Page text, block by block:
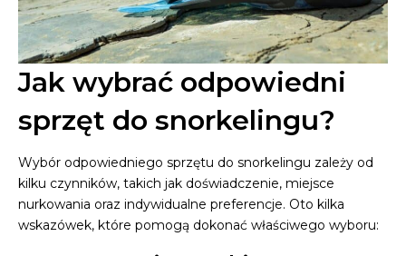
Jak wybrać odpowiedni
sprzęt do snorkelingu?
Wybór odpowiedniego sprzętu do snorkelingu zależy od
kilku czynników, takich jak doświadczenie, miejsce
nurkowania oraz indywidualne preferencje. Oto kilka
wskazówek, które pomogą dokonać właściwego wyboru: